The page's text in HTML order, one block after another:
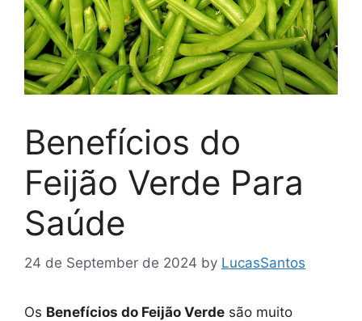
Benefícios do
Feijão Verde Para
Saúde
24 de September de 2024 by LucasSantos
Os Benefícios do Feijão Verde são muito